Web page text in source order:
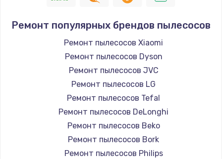
Заказать
1320 руб.
Заказать
Чистка от пыли
990 руб.
Заказать
Ремонт популярных брендов пылесосов
Ремонт пылесосов Xiaomi
Ремонт пылесосов Dyson
Ремонт пылесосов JVC
Ремонт пылесосов LG
Ремонт пылесосов Tefal
Ремонт пылесосов DeLonghi
Ремонт пылесосов Beko
Ремонт пылесосов Bork
Ремонт пылесосов Philips